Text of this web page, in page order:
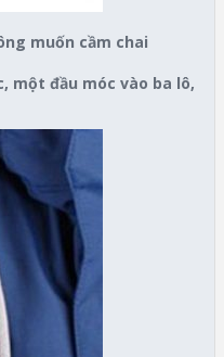
muốn cầm chai
một đầu móc vào ba lô,